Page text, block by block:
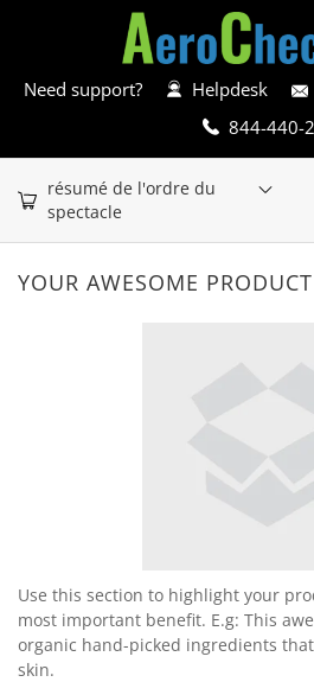
Need support? Helpdesk
844-440-
résumé de l'ordre du
spectacle
YOUR AWESOME PRODUCT
Use this section to highlight your
most important benefit. E.g: This
organic hand-picked ingredients
skin.